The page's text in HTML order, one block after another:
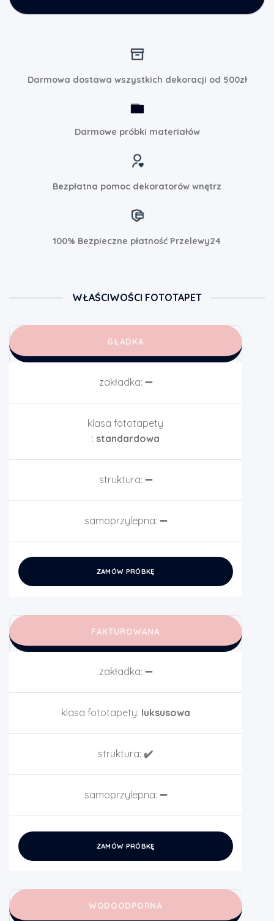
Darmowa dostawa wszystkich dekoracji od 500zł
Darmowe próbki materiałów
Bezpłatna pomoc dekoratorów wnętrz
100% Bezpieczne płatność Przelewy24
WŁAŚCIWOŚCI FOTOTAPET
GŁADKA
zakładka: ➖
klasa fototapety
: standardowa
struktura: ➖
samoprzylepna: ➖
ZAMÓW PRÓBKĘ
FAKTUROWANA
zakładka: ➖
klasa fototapety: luksusowa
struktura: ✔️
samoprzylepna: ➖
ZAMÓW PRÓBKĘ
WODOODPORNA